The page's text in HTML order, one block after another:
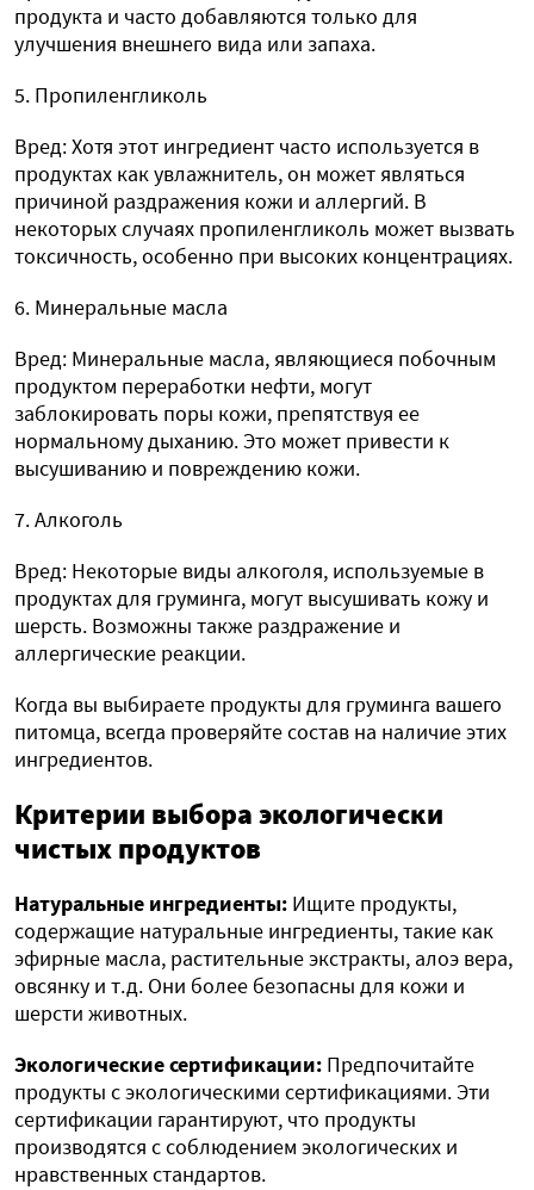
продукта и часто добавляются только для
улучшения внешнего вида или запаха.
5. Пропиленгликоль
Вред: Хотя этот ингредиент часто используется в
продуктах как увлажнитель, он может являться
причиной раздражения кожи и аллергий. В
некоторых случаях пропиленгликоль может вызвать
токсичность, особенно при высоких концентрациях.
6. Минеральные масла
Вред: Минеральные масла, являющиеся побочным
продуктом переработки нефти, могут
заблокировать поры кожи, препятствуя ее
нормальному дыханию. Это может привести к
высушиванию и повреждению кожи.
7. Алкоголь
Вред: Некоторые виды алкоголя, используемые в
продуктах для груминга, могут высушивать кожу и
шерсть. Возможны также раздражение и
аллергические реакции.
Когда вы выбираете продукты для груминга вашего
питомца, всегда проверяйте состав на наличие этих
ингредиентов.
Критерии выбора экологически
чистых продуктов
Натуральные ингредиенты: Ищите продукты,
содержащие натуральные ингредиенты, такие как
эфирные масла, растительные экстракты, алоэ вера,
овсянку и т.д. Они более безопасны для кожи и
шерсти животных.
Экологические сертификации: Предпочитайте
продукты с экологическими сертификациями. Эти
сертификации гарантируют, что продукты
производятся с соблюдением экологических и
нравственных стандартов.